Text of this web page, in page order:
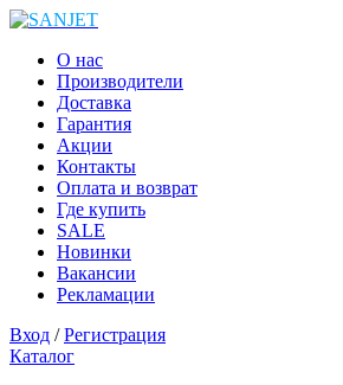
О нас
Производители
Доставка
Гарантия
Акции
Контакты
Оплата и возврат
Где купить
SALE
Новинки
Вакансии
Рекламации
Вход /Регистрация
Каталог